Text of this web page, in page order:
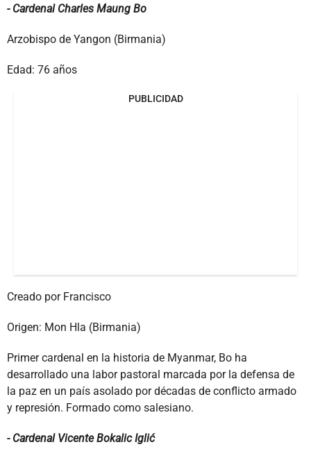
- Cardenal Charles Maung Bo
Arzobispo de Yangon (Birmania)
Edad: 76 años
PUBLICIDAD
Creado por Francisco
Origen: Mon Hla (Birmania)
Primer cardenal en la historia de Myanmar, Bo ha
desarrollado una labor pastoral marcada por la defensa de
la paz en un país asolado por décadas de conflicto armado
y represión. Formado como salesiano.
- Cardenal Vicente Bokalic Iglić